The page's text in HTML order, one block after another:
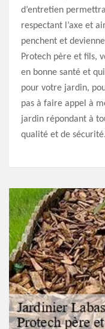
d’entretien
respectant l’axe et
penchent et
Protech père et fils,
en bonne santé et
pour votre jardin,
pas à faire appel à
jardin répondant à
qualité et de sécurité.